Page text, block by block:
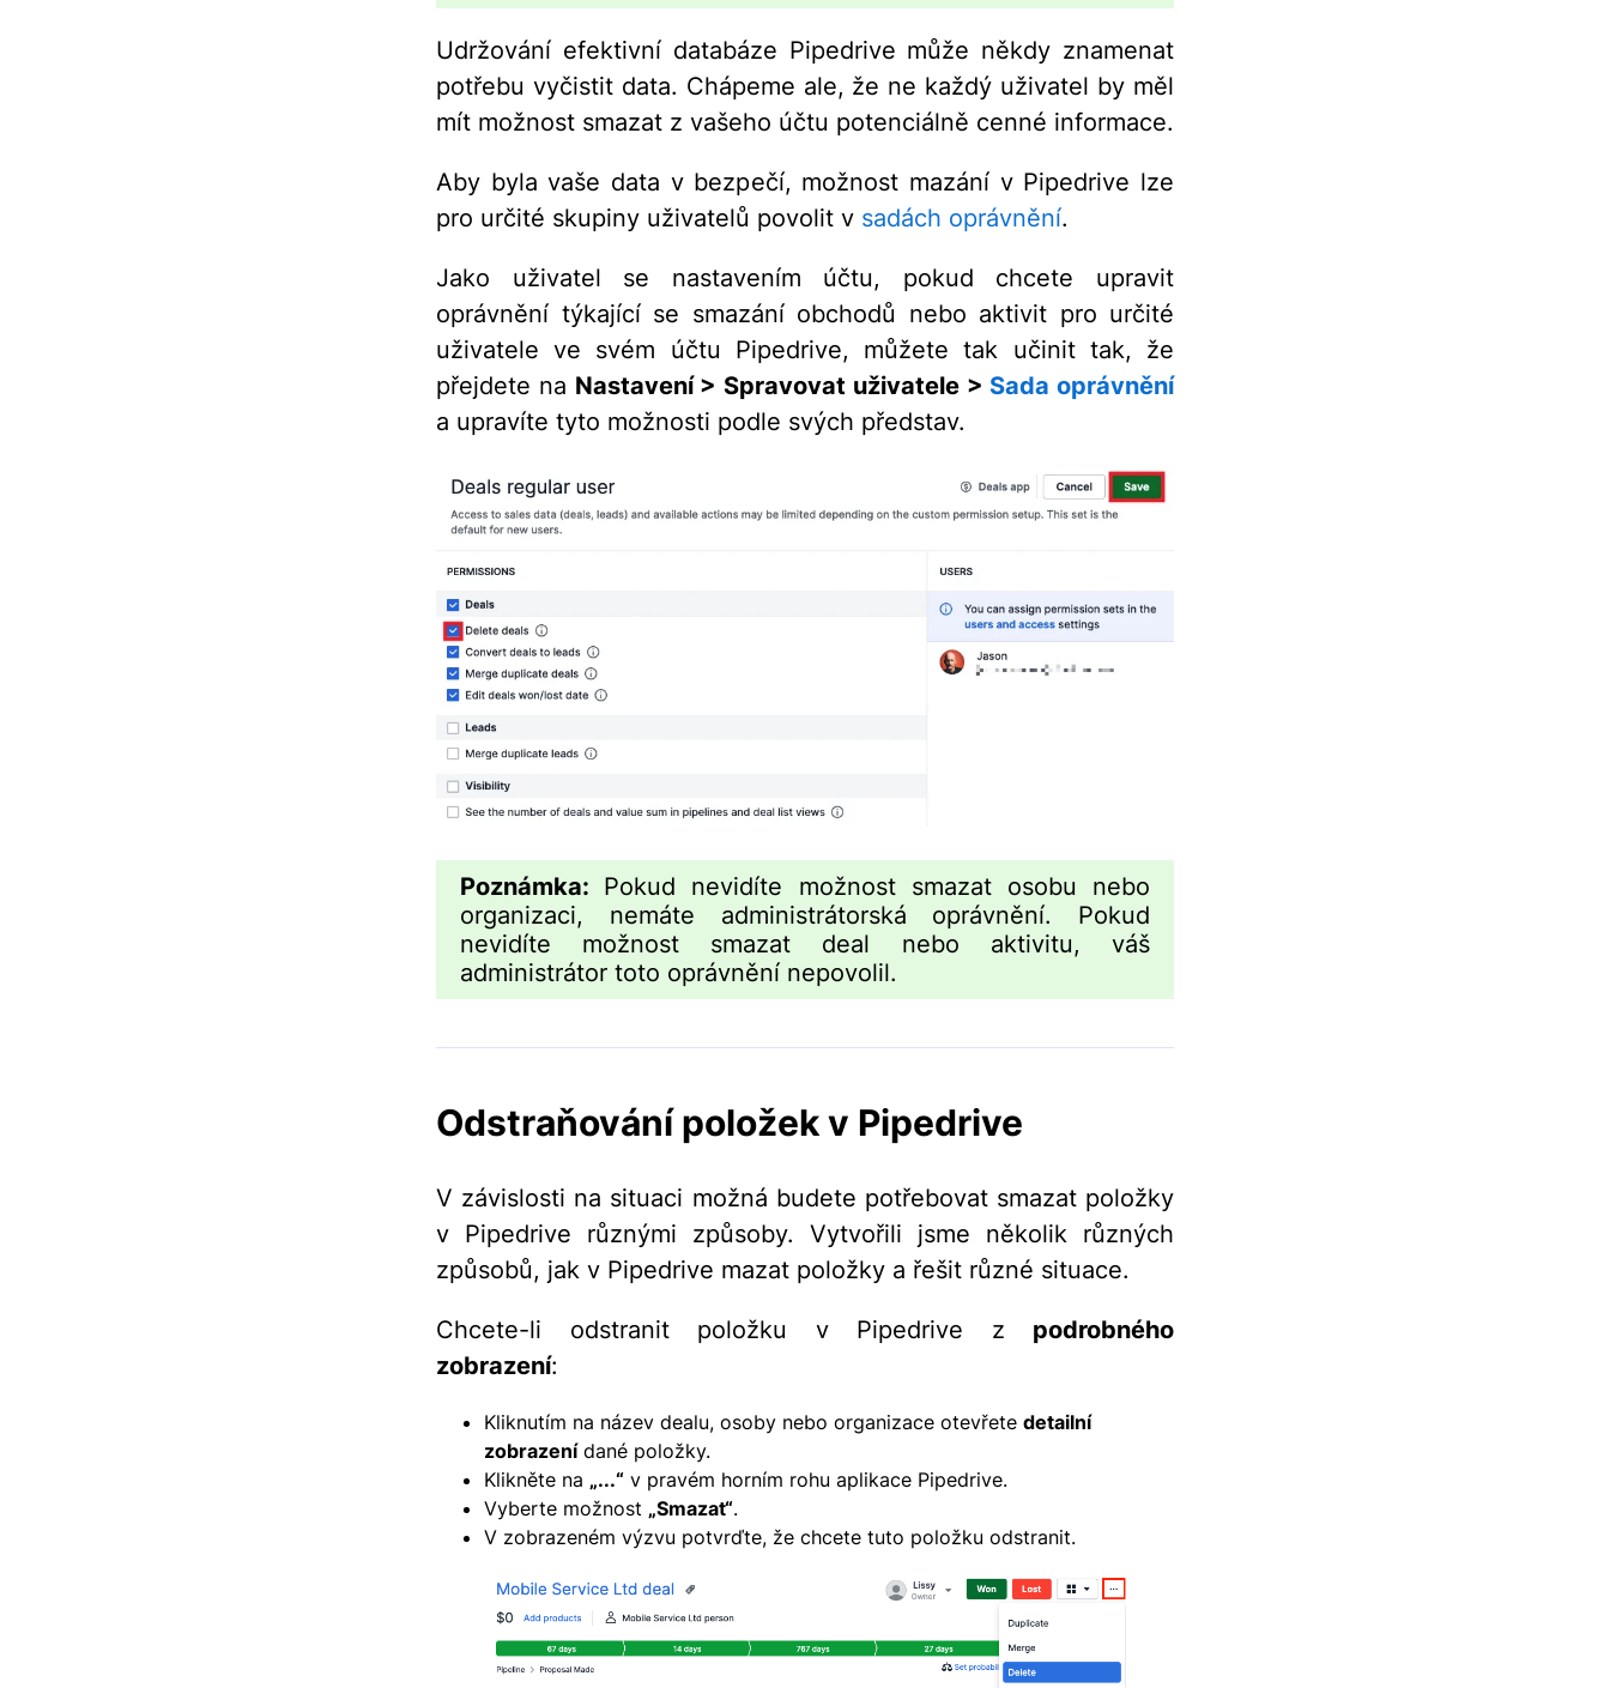
Udržování efektivní databáze Pipedrive může někdy znamenat
potřebu vyčistit data. Chápeme ale, že ne každý uživatel by měl
mít možnost smazat z vašeho účtu potenciálně cenné informace.
Aby byla vaše data v bezpečí, možnost mazání v Pipedrive lze
pro určité skupiny uživatelů povolit v sadách oprávnění.
Jako uživatel se nastavením účtu, pokud chcete upravit
oprávnění týkající se smazání obchodů nebo aktivit pro určité
uživatele ve svém účtu Pipedrive, můžete tak učinit tak, že
přejdete na Nastavení > Spravovat uživatele > Sada oprávnění
a upravíte tyto možnosti podle svých představ.
Poznámka: Pokud nevidíte možnost smazat osobu nebo
organizaci, nemáte administrátorská oprávnění. Pokud
nevidíte možnost smazat deal nebo aktivitu, váš
administrátor toto oprávnění nepovolil.
Odstraňování položek v Pipedrive
V závislosti na situaci možná budete potřebovat smazat položky
v Pipedrive různými způsoby. Vytvořili jsme několik různých
způsobů, jak v Pipedrive mazat položky a řešit různé situace.
Chcete-li odstranit položku v Pipedrive z podrobného
zobrazení:
Kliknutím na název dealu, osoby nebo organizace otevřete detailní
zobrazenídané položky.
Klikněte na „...“ v pravém horním rohu aplikace Pipedrive.
Vyberte možnost „Smazat“.
V zobrazeném výzvu potvrďte, že chcete tuto položku odstranit.